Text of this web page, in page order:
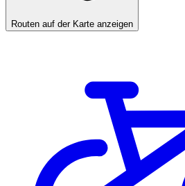
Routen auf der Karte anzeigen